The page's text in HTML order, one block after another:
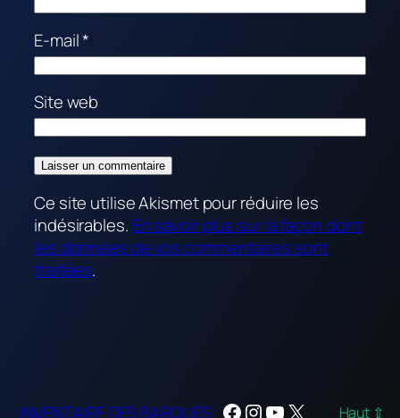
E-mail*
Site web
Ce site utilise Akismet pour réduire les
indésirables. En savoir plus sur la façon dont
les données de vos commentaires sont
traitées.
INVENTAIRE DES BARQUES Facebook
Instagram
YouTube
X Haut ⇧